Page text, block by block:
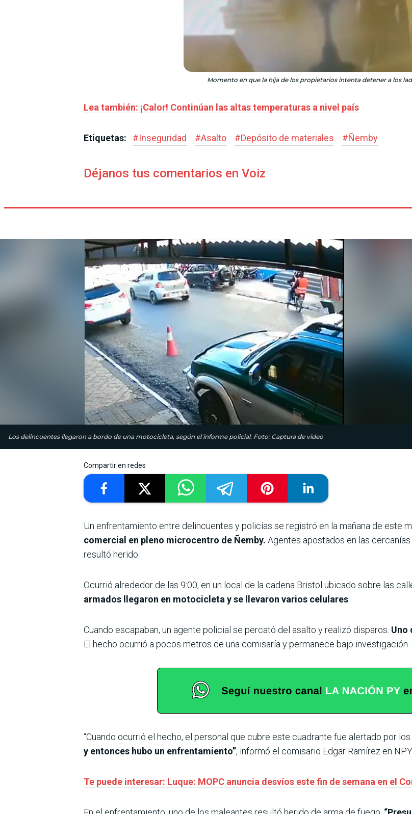
Momento en que la hija de los propietarios intenta detener a los
Lea también: ¡Calor! Continúan las altas temperaturas a nivel paí­s
Etiquetas: #Inseguridad #Asalto #Depósito de materiales #Ñemby
Déjanos tus comentarios en Voiz
Los delincuentes llegaron a bordo de una motocicleta, según el informe policial. Foto: Captura de video
Compartir en redes
Un enfrentamiento entre delincuentes y policías se registró en la mañana de este
comercial en pleno microcentro de Ñemby. Agentes apostados en las
resultó herido.
Ocurrió alrededor de las 9:00, en un local de la cadena Bristol ubicado sobre las
armados llegaron en motocicleta y se llevaron varios celulares
Cuando escapaban, un agente policial se percató del asalto y realizó disparos. Uno
El hecho ocurrió a pocos metros de una comisaría y permanece bajo investigación.
“Cuando ocurrió el hecho, el personal que cubre este cuadrante fue alertado por los
y entonces hubo un enfrentamiento”, informó el comisario Edgar Ramírez en NPY.
Te puede interesar: Luque: MOPC anuncia desvíos este fin de semana en el